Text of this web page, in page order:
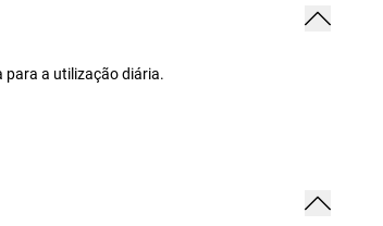
para a utilização diária.